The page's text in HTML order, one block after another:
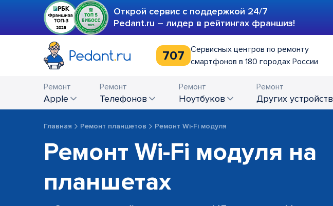
Открой сервис с поддержкой 24/7
Pedant.ru – лидер в рейтингах франшиз!
707
Сервисных центров по ремонту
смартфонов в 180 городах России
Ремонт
Apple
Ремонт
телефонов
Ремонт
ноутбуков
Ремонт
других устройств
Главная Ремонт планшетов Ремонт Wi-Fi модуля
Ремонт Wi-Fi модуля на
планшетах